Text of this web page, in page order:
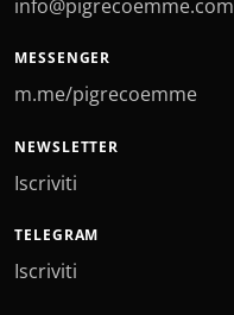
info@pigrecoemme.com
MESSENGER
m.me/pigrecoemme
NEWSLETTER
Iscriviti
TELEGRAM
Iscriviti